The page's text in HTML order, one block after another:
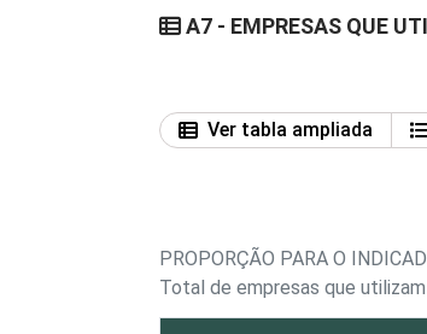
A7 - EMPRESAS QUE
Ver tabla ampliada
PROPORÇÃO PARA O
Total de empresas que